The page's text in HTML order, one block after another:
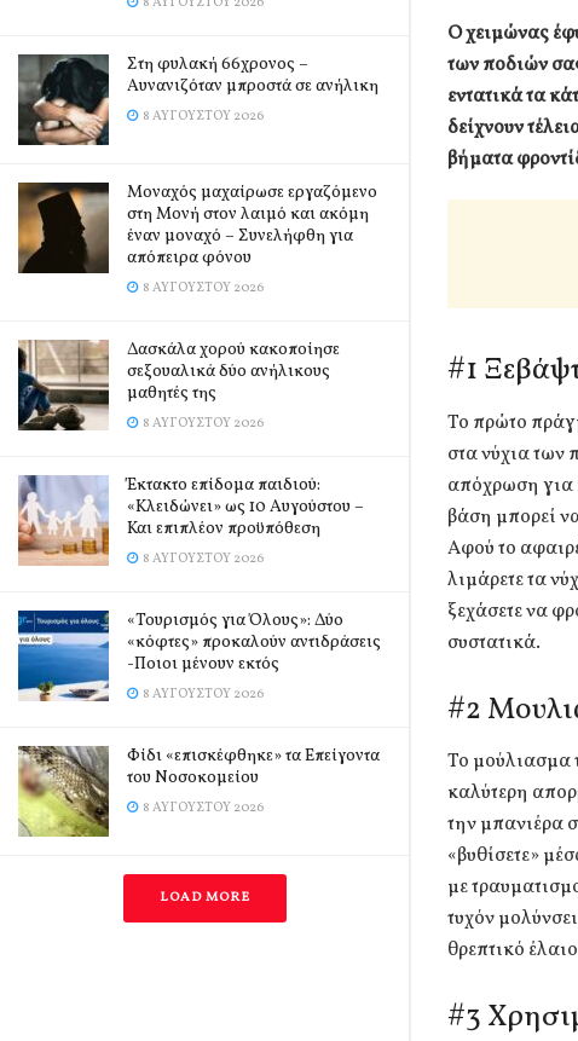
Στη φυλακή 66χρονος –
Αυνανιζόταν μπροστά σε ανήλικη
8 ΑΥΓΟΎΣΤΟΥ 2026
Μοναχός μαχαίρωσε εργαζόμενο
στη Μονή στον λαιμό και ακόμη
έναν μοναχό – Συνελήφθη για
απόπειρα φόνου
8 ΑΥΓΟΎΣΤΟΥ 2026
Δασκάλα χορού κακοποίησε
σεξουαλικά δύο ανήλικους
μαθητές της
8 ΑΥΓΟΎΣΤΟΥ 2026
Έκτακτο επίδομα παιδιού:
«Κλειδώνει» ως 10 Αυγούστου –
Και επιπλέον προϋπόθεση
8 ΑΥΓΟΎΣΤΟΥ 2026
«Τουρισμός για Όλους»: Δύο
«κόφτες» προκαλούν αντιδράσεις
-Ποιοι μένουν εκτός
8 ΑΥΓΟΎΣΤΟΥ 2026
Φίδι «επισκέφθηκε» τα Επείγοντα
του Νοσοκομείου
8 ΑΥΓΟΎΣΤΟΥ 2026
LOAD MORE
Ο χειμώνας
των ποδιών
εντατικά τα
δείχνουν
βήματα
#1
Το πρώτο
στα νύχια των
απόχρωση για
βάση μπορεί
Αφού το
λιμάρετε τα
ξεχάσετε να
συστατικά.
#2
Το μούλιασμα
καλύτερη
την μπανιέρα
«βυθίσετε»
με
τυχόν
θρεπτικό
#3